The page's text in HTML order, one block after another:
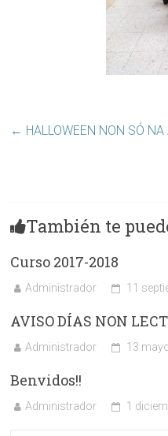
← HALLOWEEN NON SÓ
También te
Curso 2017-2018
Administrador 11
AVISO DÍAS NON
Administrador 13
Benvidos!!
Administrador 1